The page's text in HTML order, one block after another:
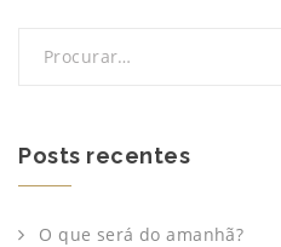
Posts recentes
O que será do amanhã?